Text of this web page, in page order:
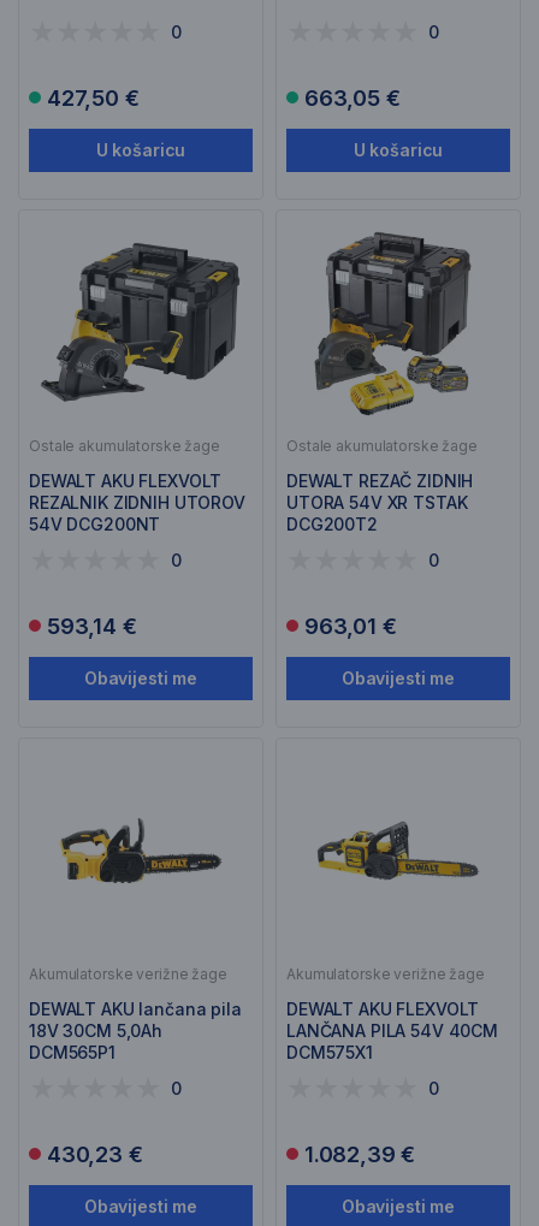
0
427,50 €
U košaricu
0
663,05 €
U košaricu
Ostale akumulatorske žage
DEWALT AKU FLEXVOLT
REZALNIK ZIDNIH UTOROV
54V DCG200NT
0
593,14 €
Obavijesti me
Ostale akumulatorske žage
DEWALT REZAČ ZIDNIH
UTORA 54V XR TSTAK
DCG200T2
0
963,01 €
Obavijesti me
Akumulatorske verižne žage
DEWALT AKU lančana pila
18V 30CM 5,0Ah
DCM565P1
0
430,23 €
Obavijesti me
Akumulatorske verižne žage
DEWALT AKU FLEXVOLT
LANČANA PILA 54V 40CM
DCM575X1
0
1.082,39 €
Obavijesti me